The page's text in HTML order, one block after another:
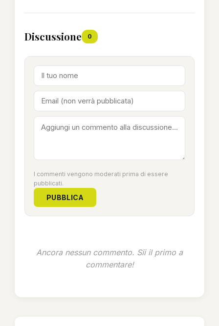
Discussione 0
I commenti vengono moderati prima di essere
pubblicati.
PUBBLICA
Ancora nessun commento. Sii il primo a
commentare!